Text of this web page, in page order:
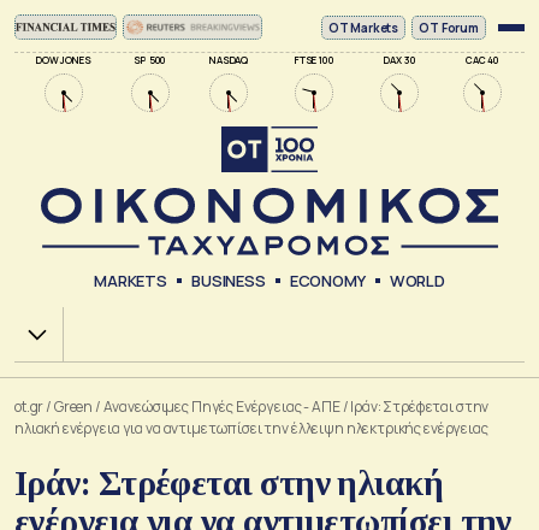
DOW JONES SP 500 NASDAQ FTSE 100 DAX 30 CAC 40
ΟΤ Markets OT Forum
MARKETS BUSINESS ECONOMY WORLD
Χ.Α.
ot.gr/Green /Ανανεώσιμες Πηγές Ενέργειας - ΑΠΕ/Ιράν: Στρέφεται στην
ηλιακή ενέργεια για να αντιμετωπίσει την έλλειψη ηλεκτρικής ενέργειας
Ιράν: Στρέφεται στην ηλιακή
ενέργεια για να αντιμετωπίσει την